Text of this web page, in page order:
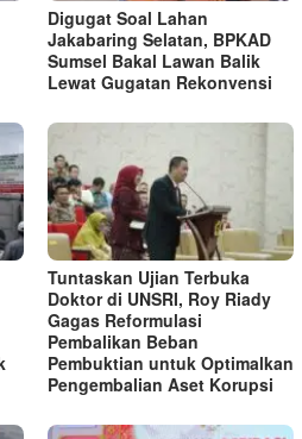
Digugat Soal Lahan
Jakabaring Selatan, BPKAD
Sumsel Bakal Lawan Balik
Lewat Gugatan Rekonvensi
Tuntaskan Ujian Terbuka
Doktor di UNSRI, Roy Riady
Gagas Reformulasi
Pembalikan Beban
Pembuktian untuk Optimalkan
Pengembalian Aset Korupsi